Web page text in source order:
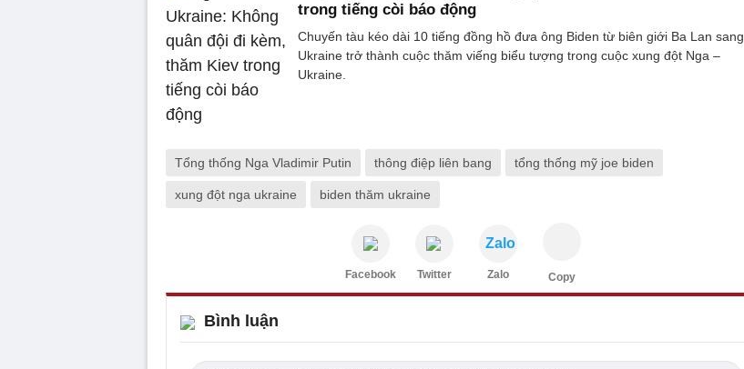
trong tiếng còi báo động
Chuyến tàu kéo dài 10 tiếng đồng hồ đưa ông Biden từ biên giới Ba Lan sang
Ukraine trở thành cuộc thăm viếng biểu tượng trong cuộc xung đột Nga –
Ukraine.
Tổng thống Nga Vladimir Putin thông điệp liên bang tổng thống mỹ joe biden
xung đột nga ukraine biden thăm ukraine
Facebook Twitter
Zalo
Zalo Copy
Bình luận